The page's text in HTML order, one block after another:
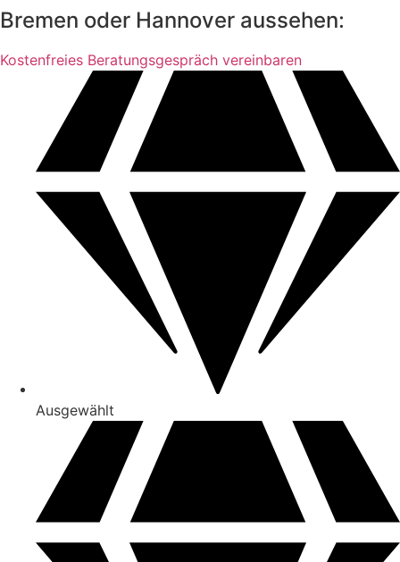
Bremen oder Hannover aussehen:
Kostenfreies Beratungsgespräch vereinbaren
Ausgewählt